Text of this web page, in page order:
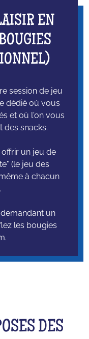
EN
session de jeu
dédié où vous
et où l'on vous
des snacks.
un jeu de
(le jeu des
à chacun
un
les bougies
DES